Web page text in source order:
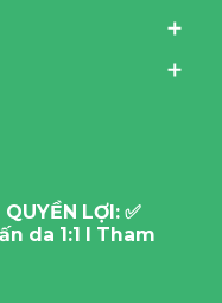
LỢI: ✅
da 1:1 I Tham